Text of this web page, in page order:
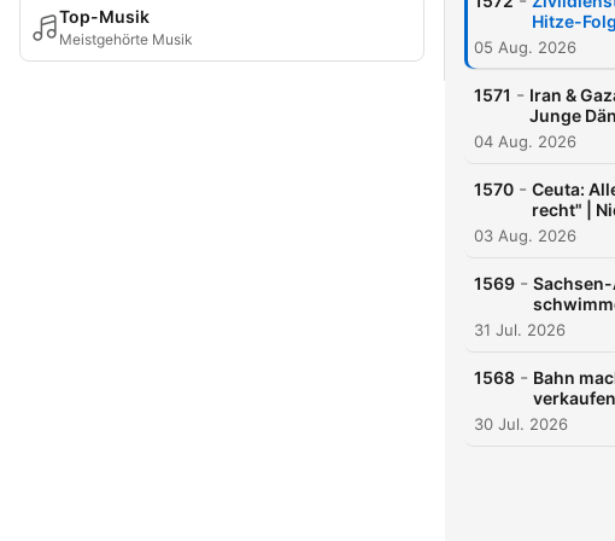
Top-Musik
Meistgehörte Musik
Hitze-
05 Aug. 2026
1571 - Iran &
Junge
04 Aug. 2026
1570 - Ceuta:
recht" |
03 Aug. 2026
1569 -
31 Jul. 2026
1568 - Bahn
30 Jul. 2026